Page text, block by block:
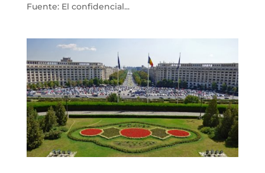
Fuente: El confidencial...